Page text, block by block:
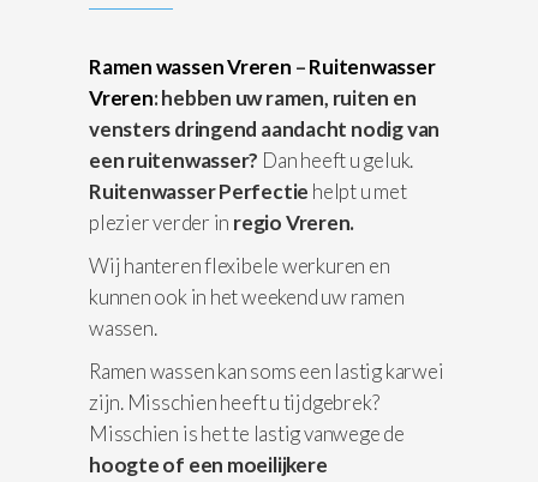
Ramen wassen Vreren –Ruitenwasser
Vreren: hebben uw ramen, ruiten en
vensters dringend aandacht nodig van
een ruitenwasser? Dan heeft u geluk.
Ruitenwasser Perfectie helpt u met
plezier verder in regio Vreren.
Wij hanteren flexibele werkuren en
kunnen ook in het weekend uw ramen
wassen.
Ramen wassen kan soms een lastig karwei
zijn. Misschien heeft u tijdgebrek?
Misschien is het te lastig vanwege de
hoogte of een moeilijkere